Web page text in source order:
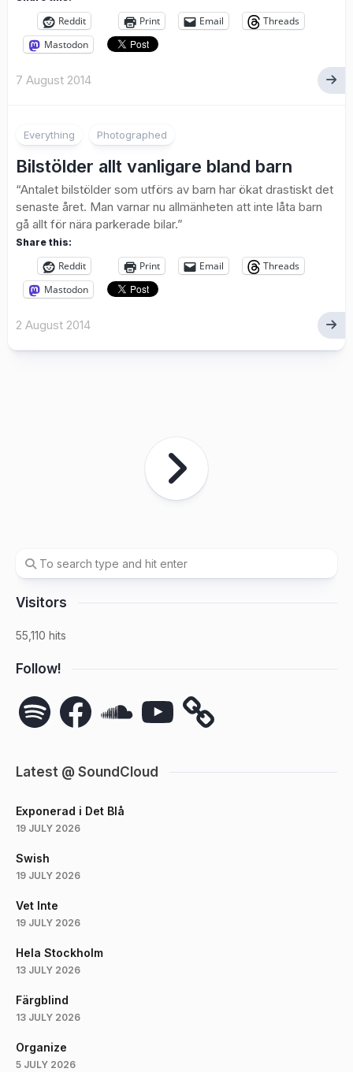
Reddit Print Email
Threads
Mastodon
7 August 2014
Everything Photographed
Bilstölder allt vanligare bland barn
“Antalet bilstölder som utförs av barn har ökat drastiskt det
senaste året. Man varnar nu allmänheten att inte låta barn
gå allt för nära parkerade bilar.”
Share this:
Reddit Print Email
Threads
Mastodon
2 August 2014
Visitors
55,110 hits
Follow!
Spotify FacebookSoundCloudYouTube
Latest @ SoundCloud
Exponerad i Det Blå
19 JULY 2026
Swish
19 JULY 2026
Vet Inte
19 JULY 2026
Hela Stockholm
13 JULY 2026
Färgblind
13 JULY 2026
Organize
5 JULY 2026